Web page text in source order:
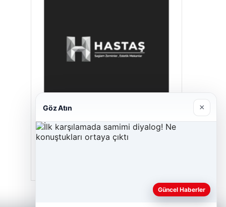
Hastaş Beton
26/05/2026
Göz Atın ×
Güncel Haberler